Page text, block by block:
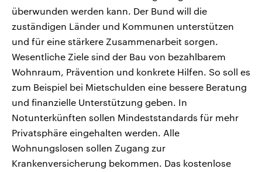
überwunden werden kann. Der Bund will die
zuständigen Länder und Kommunen unterstützen
und für eine stärkere Zusammenarbeit sorgen.
Wesentliche Ziele sind der Bau von bezahlbarem
Wohnraum, Prävention und konkrete Hilfen. So soll es
zum Beispiel bei Mietschulden eine bessere Beratung
und finanzielle Unterstützung geben. In
Notunterkünften sollen Mindeststandards für mehr
Privatsphäre eingehalten werden. Alle
Wohnungslosen sollen Zugang zur
Krankenversicherung bekommen. Das kostenlose